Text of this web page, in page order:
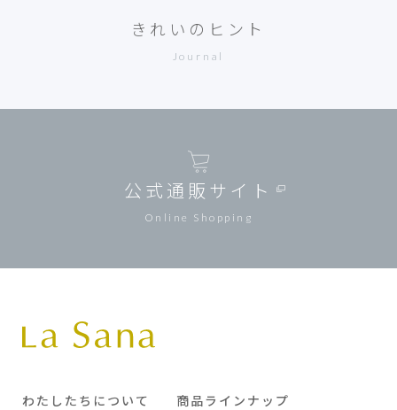
きれいのヒント
Journal
公式通販サイト
Online Shopping
わたしたちについて
商品ラインナップ